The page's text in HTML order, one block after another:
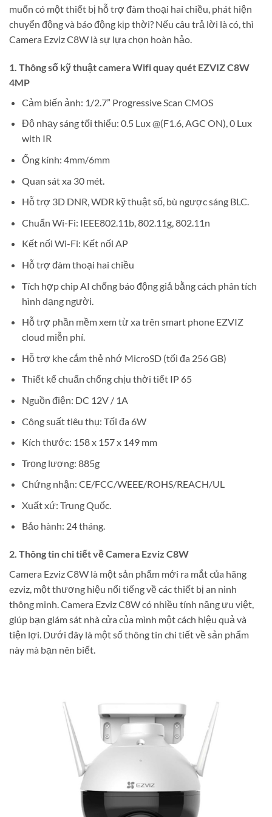
muốn có một thiết bị hỗ trợ đàm thoại hai chiều, phát hiện
chuyển động và báo động kịp thời? Nếu câu trả lời là có, thì
Camera Ezviz C8W là sự lựa chọn hoàn hảo.
1. Thông số kỹ thuật camera Wifi quay quét EZVIZ C8W
4MP
Cảm biến ảnh: 1/2.7” Progressive Scan CMOS
Độ nhạy sáng tối thiểu: 0.5 Lux @(F1.6, AGC ON), 0 Lux
with IR
Ống kính: 4mm/6mm
Quan sát xa 30 mét.
Hỗ trợ 3D DNR, WDR kỹ thuật số, bù ngược sáng BLC.
Chuẩn Wi-Fi: IEEE802.11b, 802.11g, 802.11n
Kết nối Wi-Fi: Kết nối AP
Hỗ trợ đàm thoại hai chiều
Tích hợp chip AI chống báo động giả bằng cách phân tích
hình dạng người.
Hỗ trợ phần mềm xem từ xa trên smart phone EZVIZ
cloud miễn phí.
Hỗ trợ khe cắm thẻ nhớ MicroSD (tối đa 256 GB)
Thiết kế chuẩn chống chịu thời tiết IP 65
Nguồn điện: DC 12V / 1A
Công suất tiêu thụ: Tối đa 6W
Kích thước: 158 x 157 x 149 mm
Trọng lượng: 885g
Chứng nhận: CE/FCC/WEEE/ROHS/REACH/UL
Xuất xứ: Trung Quốc.
Bảo hành: 24 tháng.
2. Thông tin chi tiết về Camera Ezviz C8W
Camera Ezviz C8W là một sản phẩm mới ra mắt của hãng
ezviz, một thương hiệu nổi tiếng về các thiết bị an ninh
thông minh. Camera Ezviz C8W có nhiều tính năng ưu việt,
giúp bạn giám sát nhà cửa của mình một cách hiệu quả và
tiện lợi. Dưới đây là một số thông tin chi tiết về sản phẩm
này mà bạn nên biết.